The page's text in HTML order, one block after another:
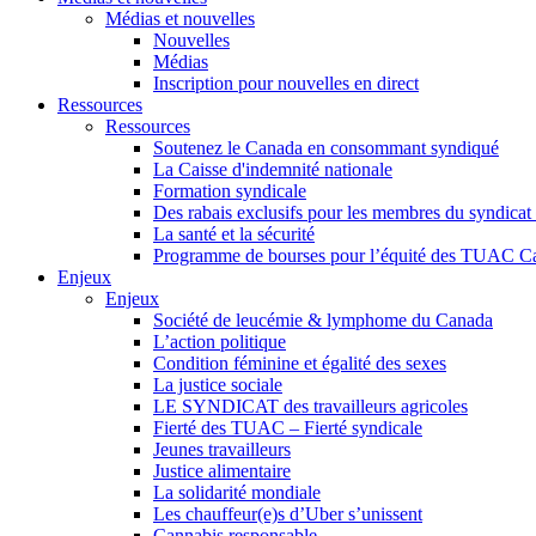
Médias et nouvelles
Nouvelles
Médias
Inscription pour nouvelles en direct
Ressources
Ressources
Soutenez le Canada en consommant syndiqué
La Caisse d'indemnité nationale
Formation syndicale
Des rabais exclusifs pour les membres du
La santé et la sécurité
Programme de bourses pour l’équité des TUAC
Enjeux
Enjeux
Société de leucémie & lymphome du Canada
L’action politique
Condition féminine et égalité des sexes
La justice sociale
LE SYNDICAT des travailleurs agricoles
Fierté des TUAC – Fierté syndicale
Jeunes travailleurs
Justice alimentaire
La solidarité mondiale
Les chauffeur(e)s d’Uber s’unissent